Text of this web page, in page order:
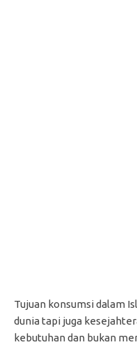
Tujuan konsumsi dalam
dunia tapi juga
kebutuhan dan bukan